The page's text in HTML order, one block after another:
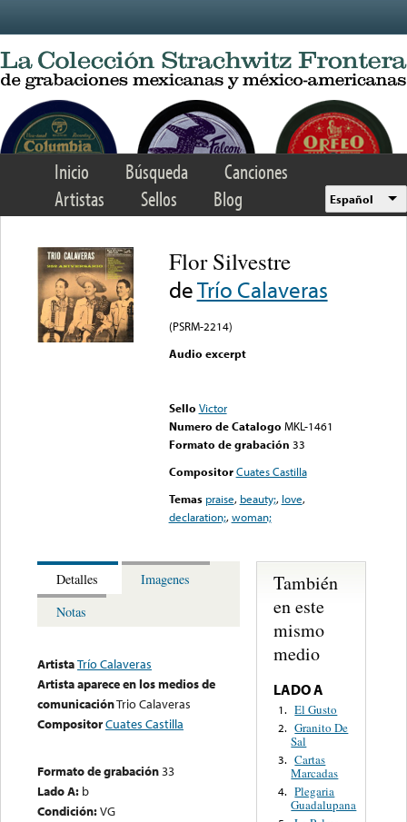
Inicio Búsqueda
Canciones
Artistas
Sellos Blog Español
Flor Silvestre
deTrío Calaveras
(PSRM-2214)
Audio excerpt
Sello Victor
Numero de Catalogo MKL-1461
Formato de grabación 33
Compositor Cuates Castilla
Temas praise, beauty;, love,
declaration;,woman;
Detalles
Imagenes
Notas
ArtistaTrío Calaveras
Artista aparece en los medios de
comunicaciónTrio Calaveras
CompositorCuates Castilla
Formato de grabación33
Lado A: b
Condición:VG
También
en este
mismo
medio
LADO A
1. El Gusto
2. Granito De
Sal
3. Cartas
Marcadas
4. Plegaria
Guadalupana